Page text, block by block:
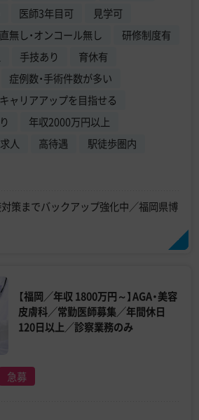
医師3年目可
見学可
無し・オンコール無し
研修制度有
手技あり
育休有
症例数・手術件数が多い
キャリアアップを目指せる
年収2000万円以上
人
高待遇
駅徒歩圏内
策までバックアップ強化中／福岡県博
【福岡／年収 1800万円～】AGA・美容
皮膚科／常勤医師募集／年間休日
120日以上／診察業務のみ
急募